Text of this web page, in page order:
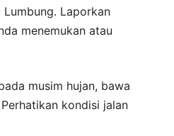
Laporkan
menemukan atau
musim hujan, bawa
kondisi jalan